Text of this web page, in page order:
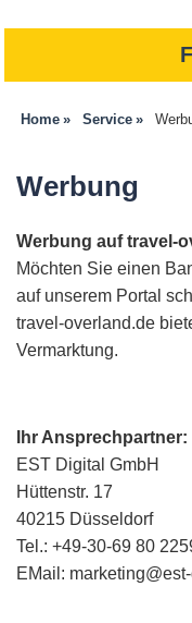
Home Service
Werbung
Werbung auf travel-
Möchten Sie einen
auf unserem Portal
travel-overland.de
Vermarktung.
Ihr Ansprechpartner:
EST Digital GmbH
Hüttenstr. 17
40215 Düsseldorf
Tel.: +49-30-69 80
EMail: